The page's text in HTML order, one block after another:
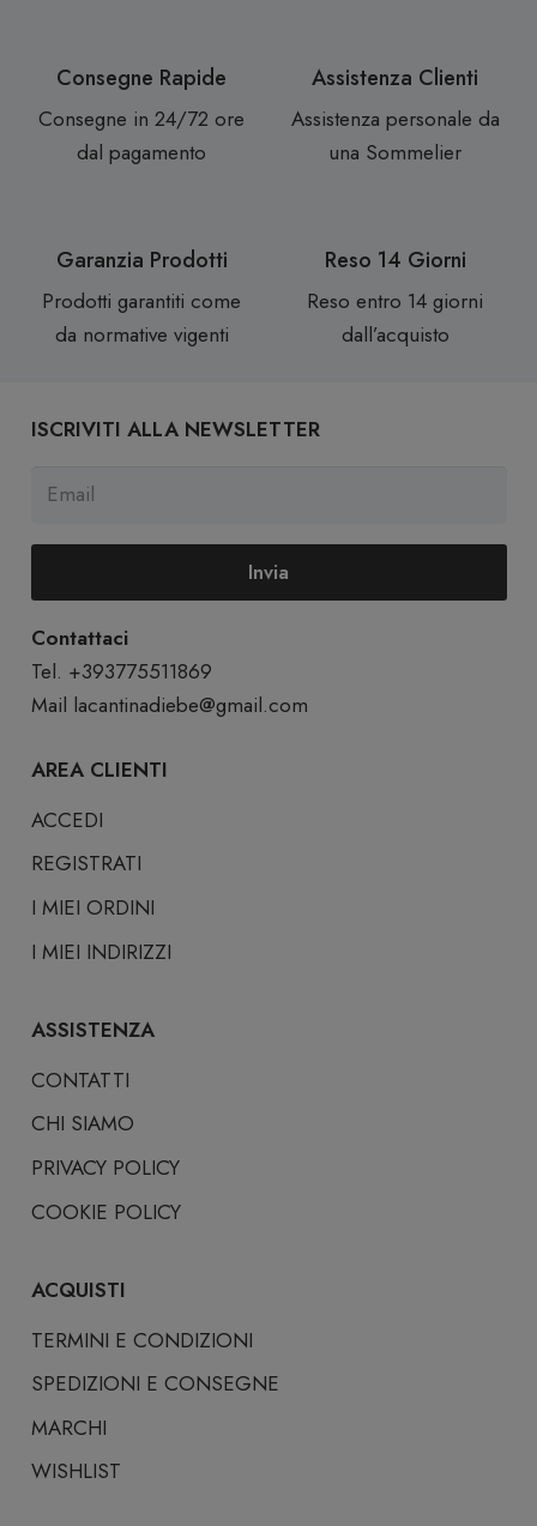
Consegne Rapide
Consegne in 24/72 ore
dal pagamento
Assistenza Clienti
Assistenza personale da
una Sommelier
Garanzia Prodotti
Prodotti garantiti come
da normative vigenti
Reso 14 Giorni
Reso entro 14 giorni
dall’acquisto
ISCRIVITI ALLA NEWSLETTER
Invia
Contattaci
Tel. +393775511869
Mail lacantinadiebe@gmail.com
AREA CLIENTI
ACCEDI
REGISTRATI
I MIEI ORDINI
I MIEI INDIRIZZI
ASSISTENZA
CONTATTI
CHI SIAMO
PRIVACY POLICY
COOKIE POLICY
ACQUISTI
TERMINI E CONDIZIONI
SPEDIZIONI E CONSEGNE
MARCHI
WISHLIST